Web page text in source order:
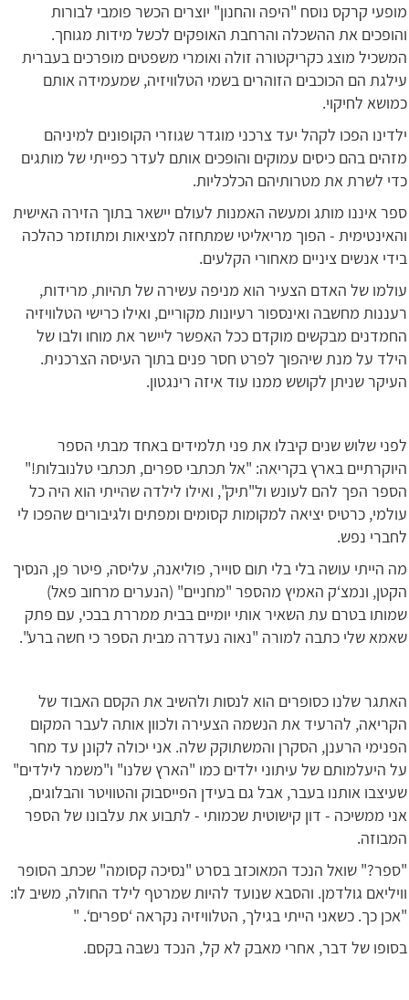
מופעי קרקס נוסח "היפה והחנון" יוצרים הכשר פומבי לבורות
והופכים את ההשכלה והרחבת האופקים לכשל מידות מגוחך.
המשכיל מוצג כקריקטורה זולה ואומרי משפטים מופרכים בעברית
עילגת הם הכוכבים הזוהרים בשמי הטלוויזיה, שמעמידה אותם
כמושא לחיקוי.
ילדינו הפכו לקהל יעד צרכני מוגדר שגוזרי הקופונים למיניהם
מזהים בהם כיסים עמוקים והופכים אותם לעדר כפייתי של מותגים
כדי לשרת את מטרותיהם הכלכליות.
ספר איננו מותג ומעשה האמנות לעולם יישאר בתוך הזירה האישית
והאינטימית - הפוך מריאליטי שמתחזה למציאות ומתוזמר כהלכה
בידי אנשים ציניים מאחורי הקלעים.
עולמו של האדם הצעיר הוא מניפה עשירה של תהיות, מרידות,
רעננות מחשבה ואינספור רעיונות מקוריים, ואילו כרישי הטלוויזיה
החמדנים מבקשים מוקדם ככל האפשר ליישר את מוחו ולבו של
הילד על מנת שיהפוך לפרט חסר פנים בתוך העיסה הצרכנית.
העיקר שניתן לקושש ממנו עוד איזה רינגטון.
לפני שלוש שנים קיבלו את פני תלמידים באחד מבתי הספר
היוקרתיים בארץ בקריאה: "אל תכתבי ספרים, תכתבי טלנובלות!"
הספר הפך להם לעונש ול"תיק", ואילו לילדה שהייתי הוא היה כל
עולמי, כרטיס יציאה למקומות קסומים ומפתים ולגיבורים שהפכו לי
לחברי נפש.
מה הייתי עושה בלי בלי תום סוייר, פוליאנה, עליסה, פיטר פן, הנסיך
הקטן, ונמצ‘ק האמיץ מהספר "מחניים" (הנערים מרחוב פאל)
שמותו בטרם עת השאיר אותי יומיים בבית ממררת בבכי, עם פתק
שאמא שלי כתבה למורה "נאוה נעדרה מבית הספר כי חשה ברע".
האתגר שלנו כסופרים הוא לנסות ולהשיב את הקסם האבוד של
הקריאה, להרעיד את הנשמה הצעירה ולכוון אותה לעבר המקום
הפנימי הרענן, הסקרן והמשתוקק שלה. אני יכולה לקונן עד מחר
על היעלמותם של עיתוני ילדים כמו "הארץ שלנו" ו"משמר לילדים"
שעיצבו אותנו בעבר, אבל גם בעידן הפייסבוק והטוויטר והבלוגים,
אני ממשיכה - דון קישוטית שכמותי - לתבוע את עלבונו של הספר
המבוזה.
"ספר?" שואל הנכד המאוכזב בסרט "נסיכה קסומה" שכתב הסופר
וויליאם גולדמן. והסבא שנועד להיות שמרטף לילד החולה, משיב לו:
"אכן כך. כשאני הייתי בגילך, הטלוויזיה נקראה ‘ספרים‘. "
בסופו של דבר, אחרי מאבק לא קל, הנכד נשבה בקסם.